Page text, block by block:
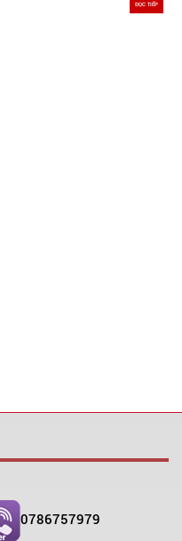
ĐỌC TIẾP
0786757979